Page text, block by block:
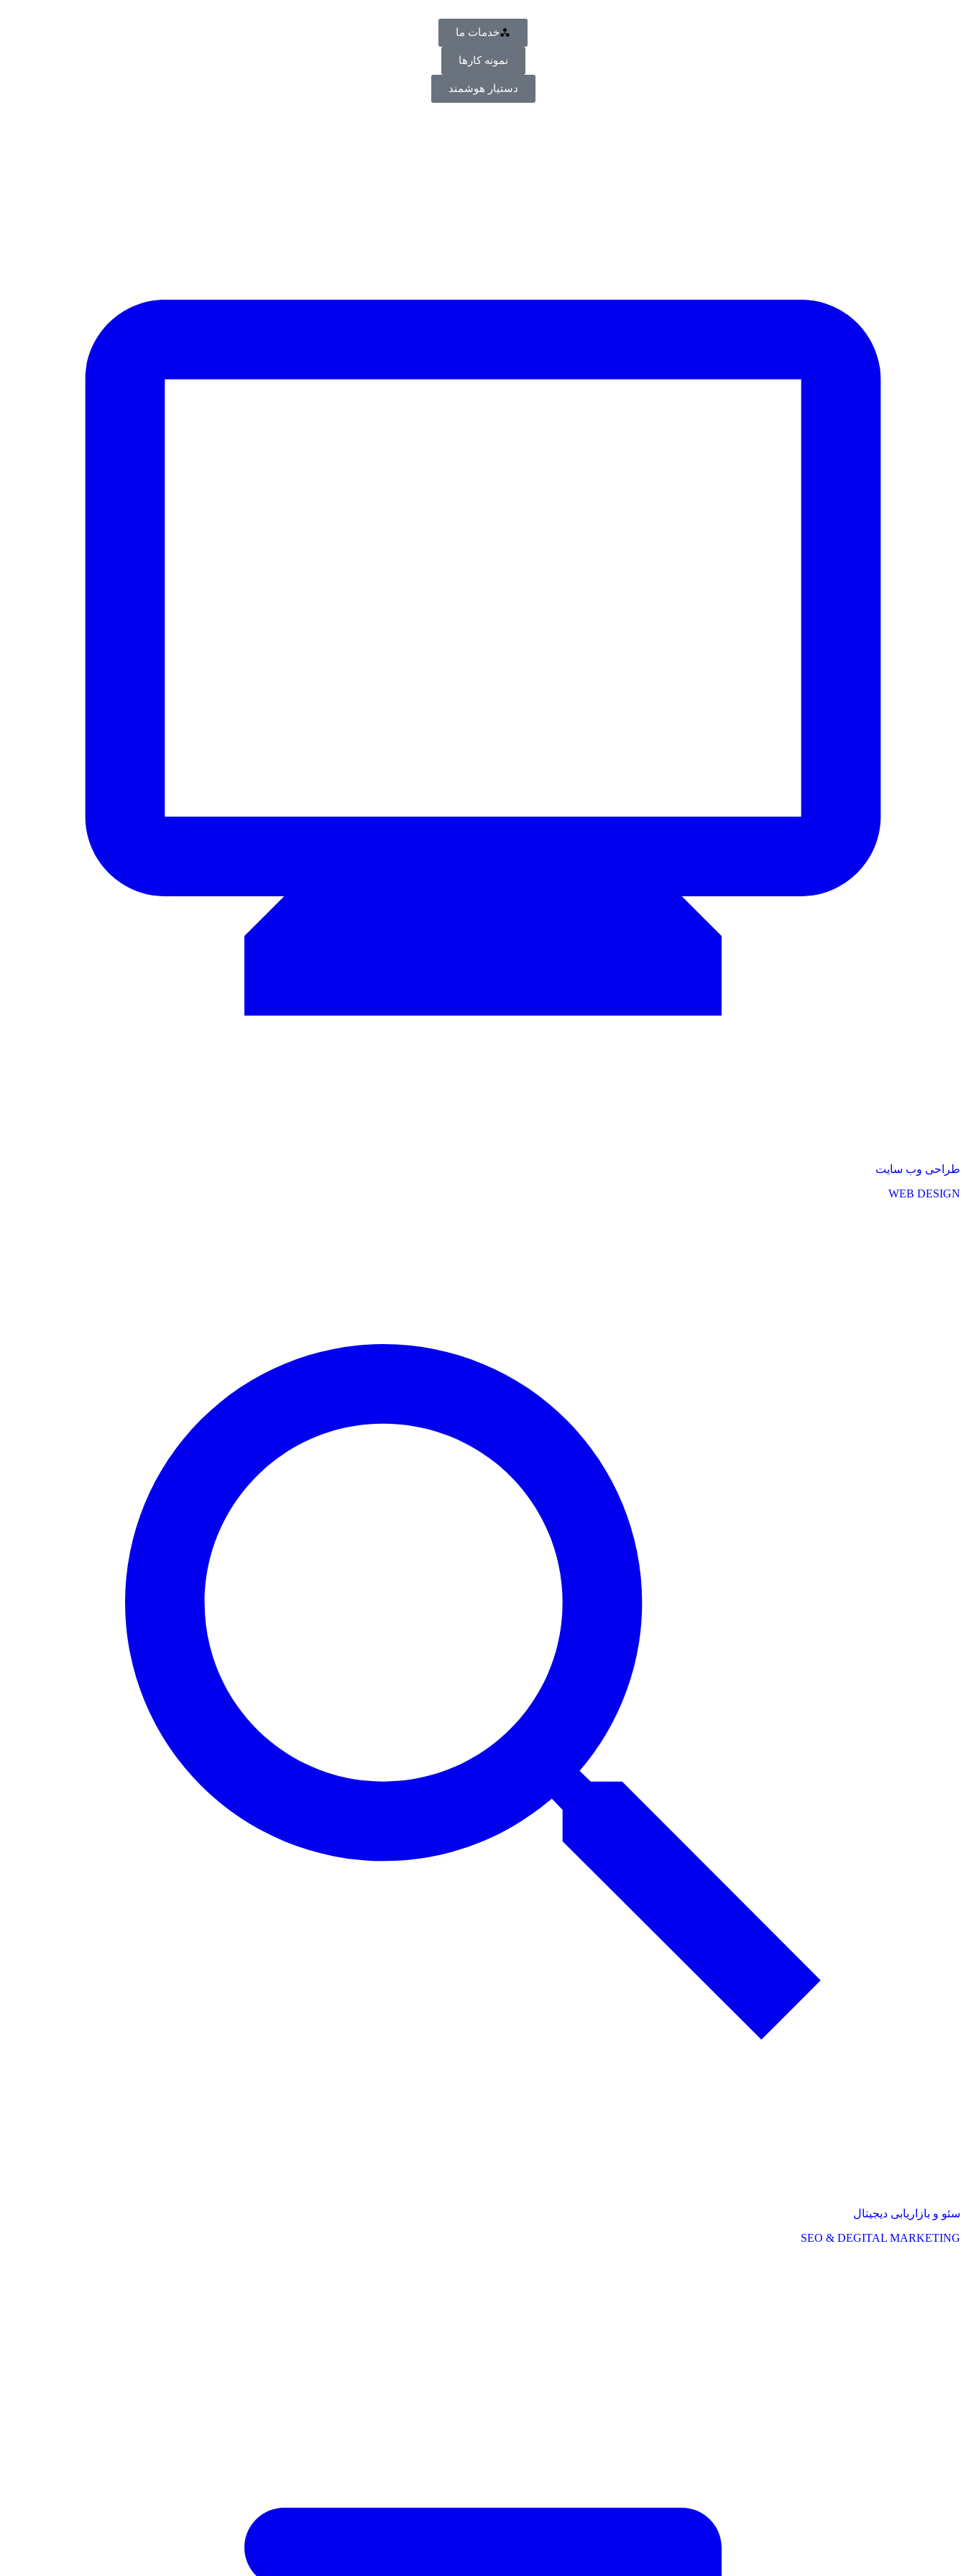
خدمات ما
نمونه کارها
دستیار هوشمند
طراحی وب سایت
WEB DESIGN
سئو و بازاریابی دیجیتال
SEO & DEGITAL MARKETING